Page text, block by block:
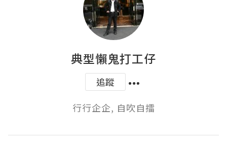
典型懶鬼打工仔
追蹤
行行企企, 自吹自擂